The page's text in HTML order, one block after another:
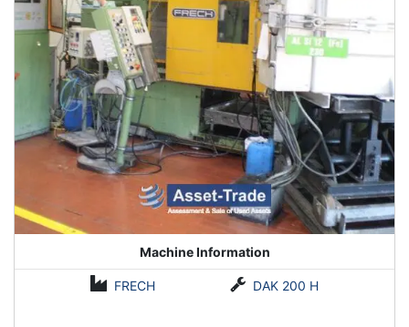
Machine Information
FRECH DAK 200 H